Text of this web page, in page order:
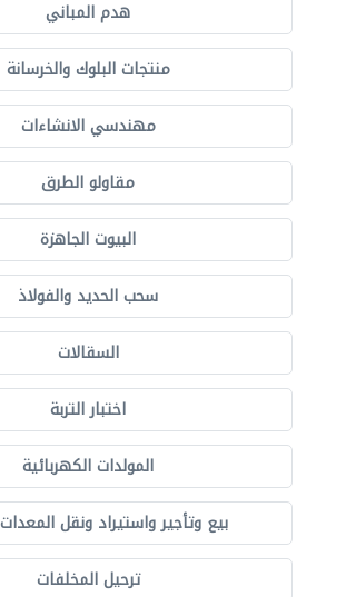
هدم المباني
منتجات البلوك والخرسانة
مهندسي الانشاءات
مقاولو الطرق
البيوت الجاهزة
سحب الحديد والفولاذ
السقالات
اختبار التربة
المولدات الكهربائية
بيع وتأجير واستيراد ونقل
ترحيل المخلفات